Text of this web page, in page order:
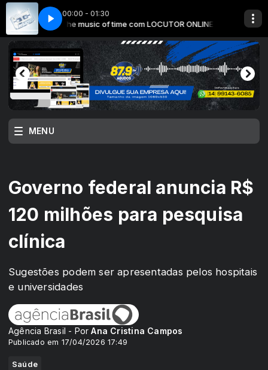
00:00 - 01:30
ONLINE The music of time com LOCUTOR ONLINE
MENU
Governo federal anuncia R$
120 milhões para pesquisa
clínica
Sugestões podem ser apresentadas pelos hospitais
e universidades
Agência Brasil - PorAna Cristina Campos
Publicado em 17/04/2026 17:49
Saúde